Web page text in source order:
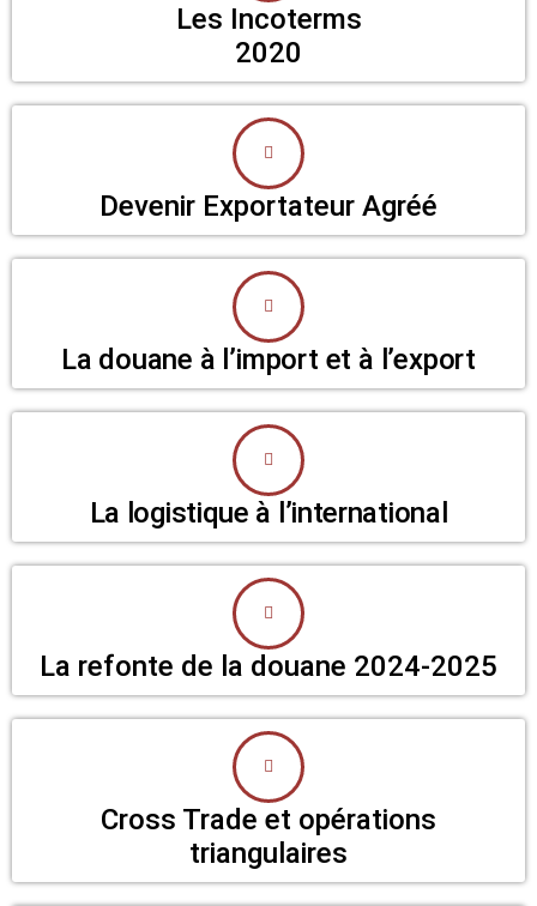
Les Incoterms
2020
Devenir Exportateur Agréé
La douane à l’import et à l’export
La logistique à l’international
La refonte de la douane 2024-2025
Cross Trade et opérations
triangulaires